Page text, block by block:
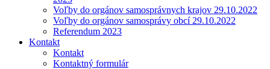
Voľby do orgánov samosprávnych krajov 29.10.2022
Voľby do orgánov samosprávy obcí 29.10.2022
Referendum 2023
Kontakt
Kontakt
Kontaktný formulár